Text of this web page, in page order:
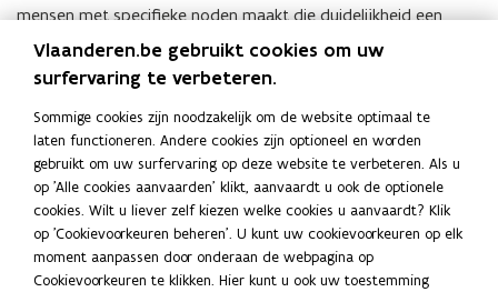
op
de
afbeelding
voor
een
vergrote
weergave)
mensen met specifieke noden maakt die duidelijkheid een
groot verschil.”
Deel deze pagina
L
i
n
k
K
o
p
i
Vlaanderen.be gebruikt cookies om uw
surfervaring te verbeteren.
Sommige cookies zijn noodzakelijk om de website optimaal te
laten functioneren. Andere cookies zijn optioneel en worden
gebruikt om uw surfervaring op deze website te verbeteren. Als u
op 'Alle cookies aanvaarden' klikt, aanvaardt u ook de optionele
cookies. Wilt u liever zelf kiezen welke cookies u aanvaardt? Klik
op 'Cookievoorkeuren beheren'. U kunt uw cookievoorkeuren op elk
moment aanpassen door onderaan de webpagina op
Cookievoorkeuren te klikken. Hier kunt u ook uw toestemming